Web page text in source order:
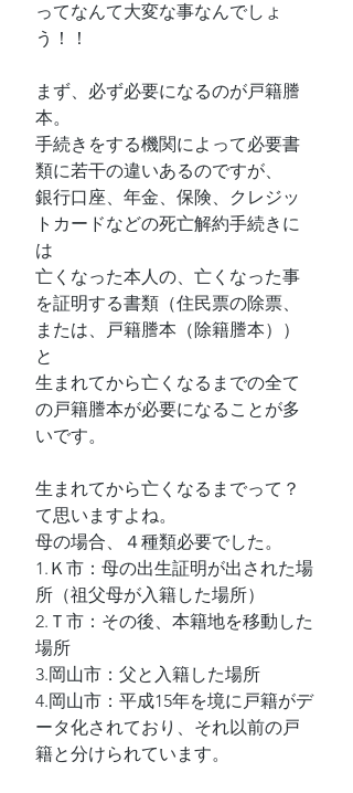
ってなんて大変な事なんでしょ
う！！
まず、必ず必要になるのが戸籍謄
本。
手続きをする機関によって必要書
類に若干の違いあるのですが、
銀行口座、年金、保険、クレジッ
トカードなどの死亡解約手続きに
は
亡くなった本人の、亡くなった事
を証明する書類（住民票の除票、
または、戸籍謄本（除籍謄本））
と
生まれてから亡くなるまでの全て
の戸籍謄本が必要になることが多
いです。
生まれてから亡くなるまでって？
て思いますよね。
母の場合、４種類必要でした。
1.Ｋ市：母の出生証明が出された場
所（祖父母が入籍した場所）
2.Ｔ市：その後、本籍地を移動した
場所
3.岡山市：父と入籍した場所
4.岡山市：平成15年を境に戸籍がデ
ータ化されており、それ以前の戸
籍と分けられています。